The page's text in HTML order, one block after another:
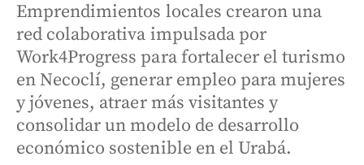
Emprendimientos locales crearon una
red colaborativa impulsada por
Work4Progress para fortalecer el turismo
en Necoclí, generar empleo para mujeres
y jóvenes, atraer más visitantes y
consolidar un modelo de desarrollo
económico sostenible en el Urabá.